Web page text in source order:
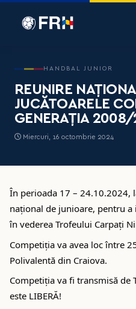
HANDBAL JUNIOR
REUNIRE
JUCĂTOARELE
GENERAȚIA
Miercuri, 16 octombrie 2024
În perioada 17 – 24.10.2024,
național de junioare, pentru
în vederea Trofeului Carpați
Competiția va avea loc între
Polivalentă din Craiova.
Competiția va fi transmisă de
este LIBERĂ!